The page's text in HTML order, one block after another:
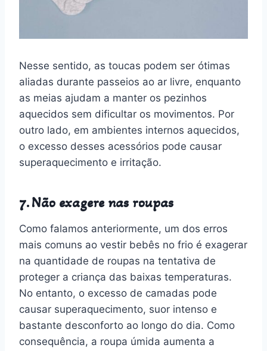
Nesse sentido, as toucas podem ser ótimas
aliadas durante passeios ao ar livre, enquanto
as meias ajudam a manter os pezinhos
aquecidos sem dificultar os movimentos. Por
outro lado, em ambientes internos aquecidos,
o excesso desses acessórios pode causar
superaquecimento e irritação.
7. Não exagere nas roupas
Como falamos anteriormente, um dos erros
mais comuns ao vestir bebês no frio é exagerar
na quantidade de roupas na tentativa de
proteger a criança das baixas temperaturas.
No entanto, o excesso de camadas pode
causar superaquecimento, suor intenso e
bastante desconforto ao longo do dia. Como
consequência, a roupa úmida aumenta a